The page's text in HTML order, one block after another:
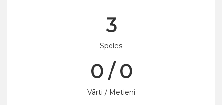
3
Spēles
0 / 0
Vārti / Metieni